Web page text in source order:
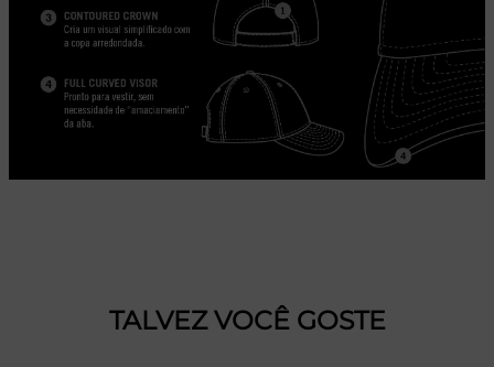
TALVEZ VOCÊ GOSTE